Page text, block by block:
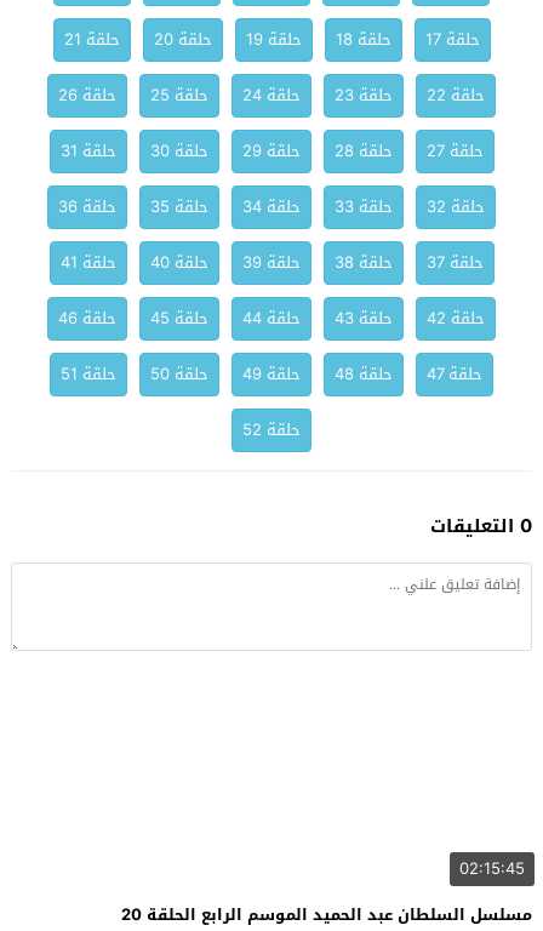
حلقة 17
حلقة 18 حلقة 19 حلقة 20
حلقة 21
حلقة 22
حلقة 23 حلقة 24 حلقة 25
حلقة 26
حلقة 27
حلقة 28 حلقة 29 حلقة 30
حلقة 31
حلقة 32
حلقة 33 حلقة 34 حلقة 35
حلقة 36
حلقة 37
حلقة 38 حلقة 39 حلقة 40
حلقة 41
حلقة 42
حلقة 43 حلقة 44 حلقة 45
حلقة 46
حلقة 47
حلقة 48 حلقة 49 حلقة 50
حلقة 51
حلقة 52
0 التعليقات
02:15:45
مسلسل السلطان عبد الحميد الموسم الرابع الحلقة 20